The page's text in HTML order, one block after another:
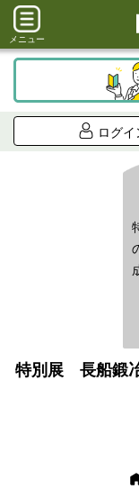
メニュー
ログイ
特別展 長船鍛